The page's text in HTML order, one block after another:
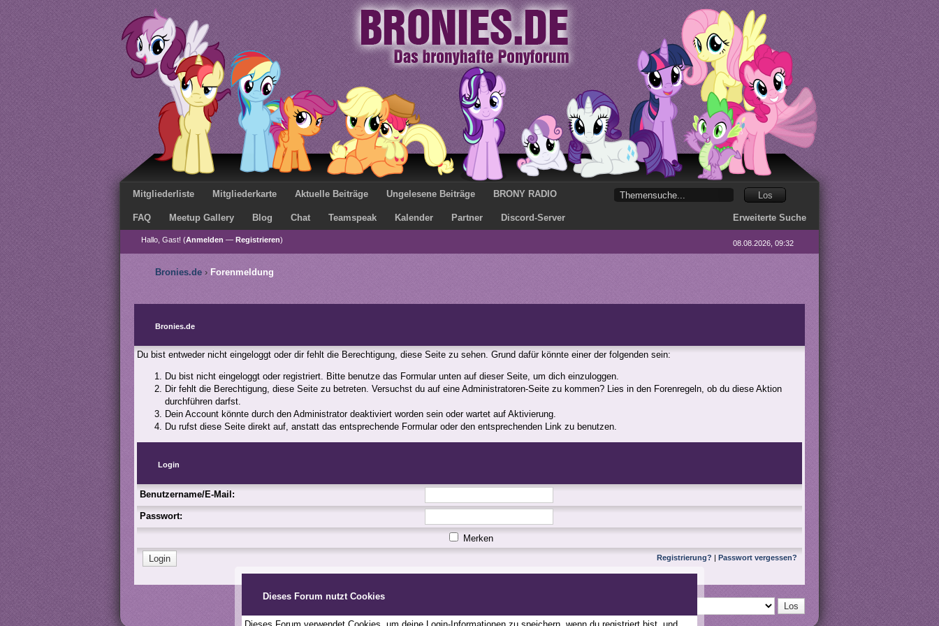
Dieses Forum nutzt Cookies
Mitgliederliste Mitgliederkarte Aktuelle Beiträge Ungelesene Beiträge BRONY RADIO
FAQ Meetup Gallery Blog Chat Teamspeak Kalender Partner Discord-Server Erweiterte Suche
Hallo, Gast! (Anmelden — Registrieren) 08.08.2026, 09:32
Bronies.de › Forenmeldung
Bronies.de
Du bist entweder nicht eingeloggt oder dir fehlt die Berechtigung, diese Seite zu sehen. Grund dafür könnte einer der folgenden sein:
Du bist nicht eingeloggt oder registriert. Bitte benutze das Formular unten auf dieser Seite, um dich einzuloggen.
Dir fehlt die Berechtigung, diese Seite zu betreten. Versuchst du auf eine Administratoren-Seite zu kommen? Lies in den Forenregeln, ob du diese Aktion
durchführen darfst.
Dein Account könnte durch den Administrator deaktiviert worden sein oder wartet auf Aktivierung.
Du rufst diese Seite direkt auf, anstatt das entsprechende Formular oder den entsprechenden Link zu benutzen.
Login
Benutzername/E-Mail:
Passwort:
Merken
Registrierung? | Passwort vergessen?